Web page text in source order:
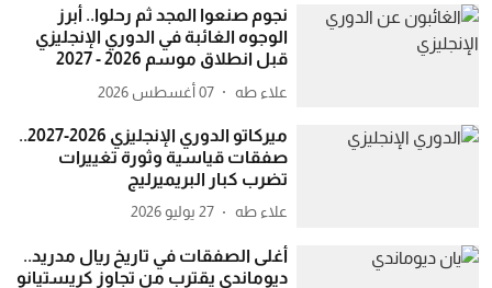
نجوم صنعوا المجد ثم رحلوا.. أبرز
الوجوه الغائبة في الدوري الإنجليزي
قبل انطلاق موسم 2026 - 2027
علاء طه 07 أغسطس 2026
ميركاتو الدوري الإنجليزي 2026-2027..
صفقات قياسية وثورة تغييرات
تضرب كبار البريميرليج
علاء طه 27 يوليو 2026
أغلى الصفقات في تاريخ ريال مدريد..
ديوماندي يقترب من تجاوز كريستيانو